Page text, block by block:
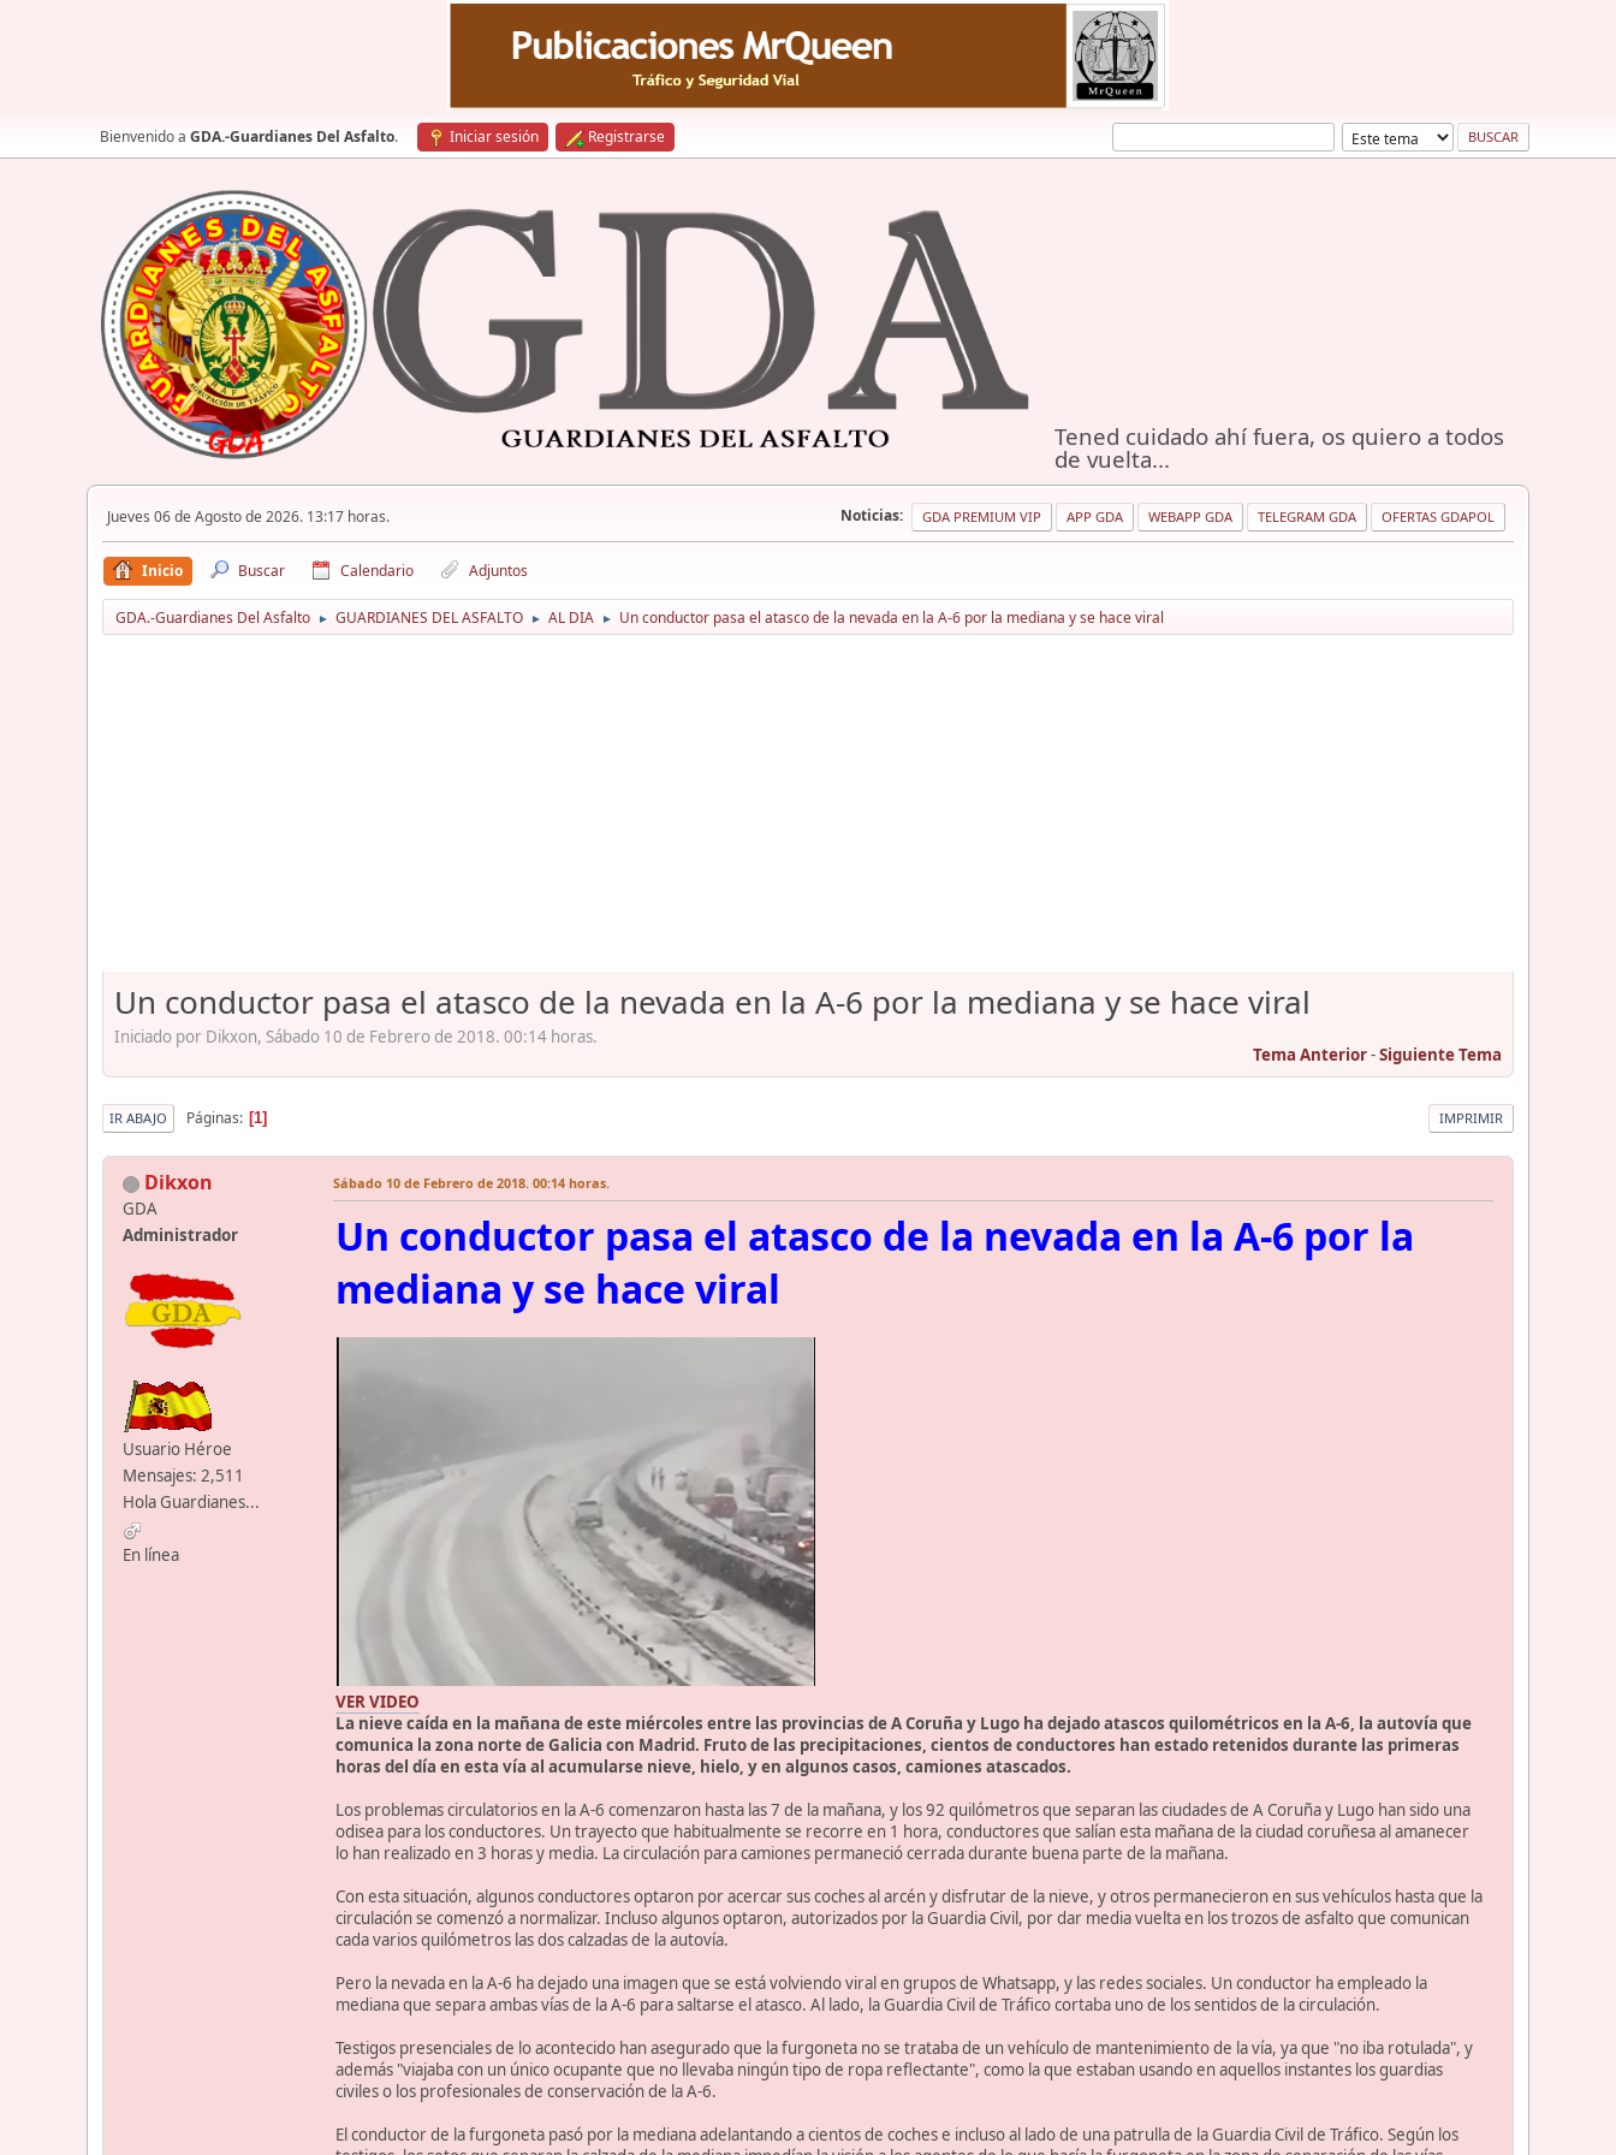
Bienvenido a GDA.-Guardianes Del Asfalto. Iniciar sesión Registrarse
Tened cuidado ahí fuera, os quiero a todos
de vuelta...
Jueves 06 de Agosto de 2026. 13:17 horas. Noticias: GDA PREMIUM VIP APP GDA WEBAPP GDA TELEGRAM GDA OFERTAS GDAPOL
Inicio Buscar Calendario Adjuntos
GDA.-Guardianes Del Asfalto ► GUARDIANES DEL ASFALTO ► AL DIA ► Un conductor pasa el atasco de la nevada en la A-6 por la mediana y se hace viral
Un conductor pasa el atasco de la nevada en la A-6 por la mediana y se hace viral
Iniciado por Dikxon, Sábado 10 de Febrero de 2018. 00:14 horas.
Tema Anterior-Siguiente Tema
IMPRIMIR
IR ABAJO Páginas 1
Dikxon
GDA
Administrador
Usuario Héroe
Mensajes: 2,511
Hola Guardianes...
En línea
Sábado 10 de Febrero de 2018. 00:14 horas.
Un conductor pasa el atasco de la nevada en la A-6 por la
mediana y se hace viral
VER VIDEO
La nieve caída en la mañana de este miércoles entre las provincias de A Coruña y Lugo ha dejado atascos quilométricos en la A-6, la autovía que
comunica la zona norte de Galicia con Madrid. Fruto de las precipitaciones, cientos de conductores han estado retenidos durante las primeras
horas del día en esta vía al acumularse nieve, hielo, y en algunos casos, camiones atascados.
Los problemas circulatorios en la A-6 comenzaron hasta las 7 de la mañana, y los 92 quilómetros que separan las ciudades de A Coruña y Lugo han sido una
odisea para los conductores. Un trayecto que habitualmente se recorre en 1 hora, conductores que salían esta mañana de la ciudad coruñesa al amanecer
lo han realizado en 3 horas y media. La circulación para camiones permaneció cerrada durante buena parte de la mañana.
Con esta situación, algunos conductores optaron por acercar sus coches al arcén y disfrutar de la nieve, y otros permanecieron en sus vehículos hasta que la
circulación se comenzó a normalizar. Incluso algunos optaron, autorizados por la Guardia Civil, por dar media vuelta en los trozos de asfalto que comunican
cada varios quilómetros las dos calzadas de la autovía.
Pero la nevada en la A-6 ha dejado una imagen que se está volviendo viral en grupos de Whatsapp, y las redes sociales. Un conductor ha empleado la
mediana que separa ambas vías de la A-6 para saltarse el atasco. Al lado, la Guardia Civil de Tráfico cortaba uno de los sentidos de la circulación.
Testigos presenciales de lo acontecido han asegurado que la furgoneta no se trataba de un vehículo de mantenimiento de la vía, ya que "no iba rotulada", y
además "viajaba con un único ocupante que no llevaba ningún tipo de ropa reflectante", como la que estaban usando en aquellos instantes los guardias
civiles o los profesionales de conservación de la A-6.
El conductor de la furgoneta pasó por la mediana adelantando a cientos de coches e incluso al lado de una patrulla de la Guardia Civil de Tráfico. Según los